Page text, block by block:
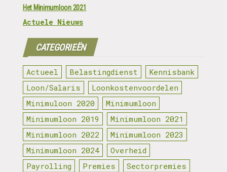
Het Minimumloon 2021
Actuele Nieuws
CATEGORIEËN
Actueel Belastingdienst
Kennisbank
Loon/Salaris
Loonkostenvoordelen
Minimuloon 2020
Minimumloon
Minimumloon 2019
Minimumloon 2021
Minimumloon 2022
Minimumloon 2023
Minimumloon 2024
Overheid
Payrolling
Premies
Sectorpremies